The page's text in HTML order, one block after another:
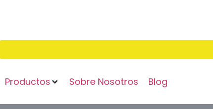
Productos Sobre Nosotros Blog